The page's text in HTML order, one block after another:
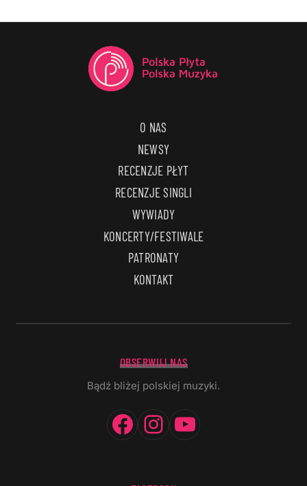
O NAS
NEWSY
RECENZJE PŁYT
RECENZJE SINGLI
WYWIADY
KONCERTY/FESTIWALE
PATRONATY
KONTAKT
OBSERWUJ NAS
Bądź bliżej polskiej muzyki.
Facebook
Instagram